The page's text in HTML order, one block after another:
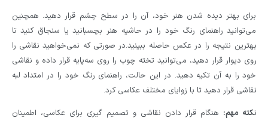
برای بهتر دیده شدن هنر خود، آن را در سطح چشم قرار دهید. همچنین
می‌توانید راهنمای رنگ خود را در حاشیه هنر بچسبانید یا سنجاق کنید تا
بهترین نتیجه را در عکس حاصله ببینید.در صورتی که نمی‌خواهید نقاشی را
روی دیوار قرار دهید، می‌توانید تخته چوب را روی سه‌پایه قرار داده و نقاشی
خود را به آن تکیه دهید. در این حالت، راهنمای رنگ خود را در امتداد لبه
نقاشی قرار دهید تا با زوایای مختلف عکاسی کرد.
نکته مهم: هنگام قرار دادن نقاشی و تصمیم گیری برای عکاسی، اطمینان